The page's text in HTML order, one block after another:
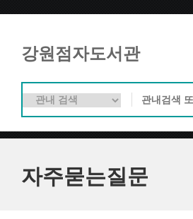
강원점자도서관
자주묻는질문